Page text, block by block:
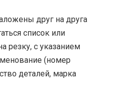
друг на друга
список или
резку, с указанием
(номер
деталей, марка